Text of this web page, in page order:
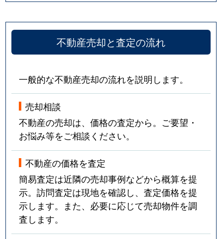
不動産売却と査定の流れ
一般的な不動産売却の流れを説明します。
売却相談
不動産の売却は、価格の査定から。ご要望・
お悩み等をご相談ください。
不動産の価格を査定
簡易査定は近隣の売却事例などから概算を提
示。訪問査定は現地を確認し、査定価格を提
示します。また、必要に応じて売却物件を調
査します。